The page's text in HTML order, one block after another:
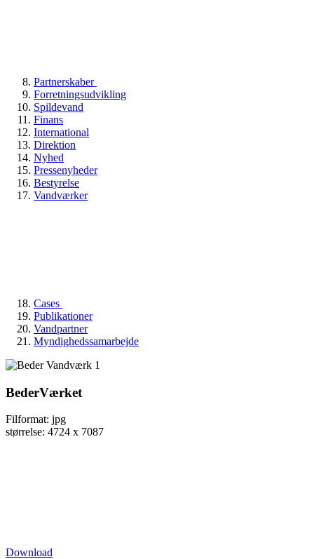
Partnerskaber
Forretningsudvikling
Spildevand
Finans
International
Direktion
Nyhed
Pressenyheder
Bestyrelse
Vandværker
Cases
Publikationer
Vandpartner
Myndighedssamarbejde
BederVærket
Filformat: jpg
størrelse: 4724 x 7087
Download